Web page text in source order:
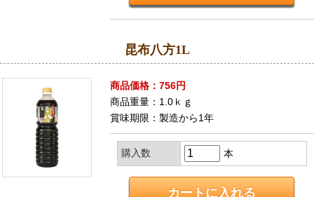
昆布八方1L
商品価格：756円
商品重量：1.0ｋｇ
賞味期限：製造から1年
購入数 本